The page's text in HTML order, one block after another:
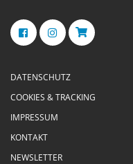
DATENSCHUTZ
COOKIES & TRACKING
IMPRESSUM
KONTAKT
NEWSLETTER